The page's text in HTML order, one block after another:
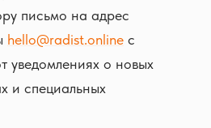
письмо на адрес
hello@radist.online с
уведомлениях о новых
и специальных